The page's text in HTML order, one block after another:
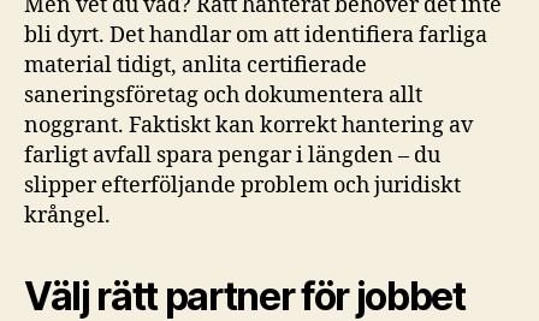
bli dyrt. Det handlar om att identifiera farliga
material tidigt, anlita certifierade
saneringsföretag och dokumentera allt
noggrant. Faktiskt kan korrekt hantering av
farligt avfall spara pengar i längden – du
slipper efterföljande problem och juridiskt
krångel.
Välj rätt partner för jobbet